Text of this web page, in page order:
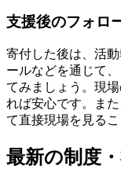
支援後のフォロ
寄付した後は、活
ールなどを通じて
てみましょう。現
れば安心です。ま
て直接現場を見る
最新の制度